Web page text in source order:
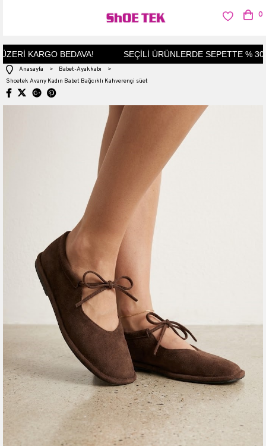
KARGO BEDAVA! SEÇİLİ ÜRÜNLERDE SEPETTE % 30
0
Anasayfa > Babet-Ayakkabı
>
Shoetek Avany Kadın Babet Bağcıklı Kahverengi süet